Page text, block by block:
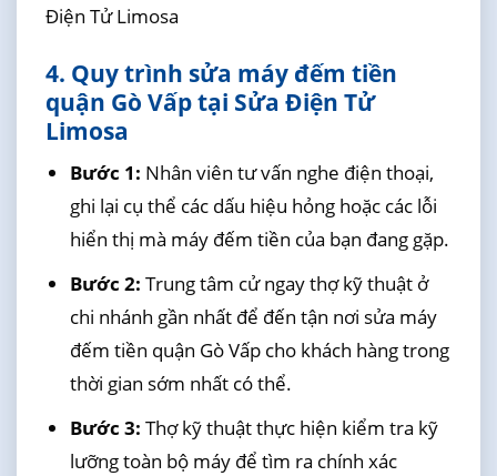
Điện Tử Limosa
4. Quy trình sửa máy đếm tiền
quận Gò Vấp tại Sửa Điện Tử
Limosa
Bước 1: Nhân viên tư vấn nghe điện thoại,
ghi lại cụ thể các dấu hiệu hỏng hoặc các lỗi
hiển thị mà máy đếm tiền của bạn đang gặp.
Bước 2: Trung tâm cử ngay thợ kỹ thuật ở
chi nhánh gần nhất để đến tận nơi sửa máy
đếm tiền quận Gò Vấp cho khách hàng trong
thời gian sớm nhất có thể.
Bước 3: Thợ kỹ thuật thực hiện kiểm tra kỹ
lưỡng toàn bộ máy để tìm ra chính xác